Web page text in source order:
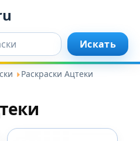
Искать
Раскраски Ацтеки